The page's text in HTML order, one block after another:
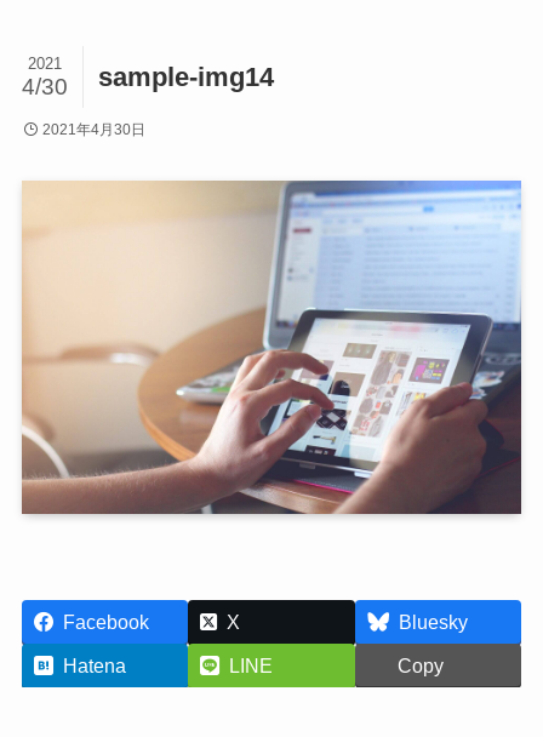
sample-img14
2021
4/30
2021年4月30日
Facebook X
Bluesky
Hatena
LINE Copy